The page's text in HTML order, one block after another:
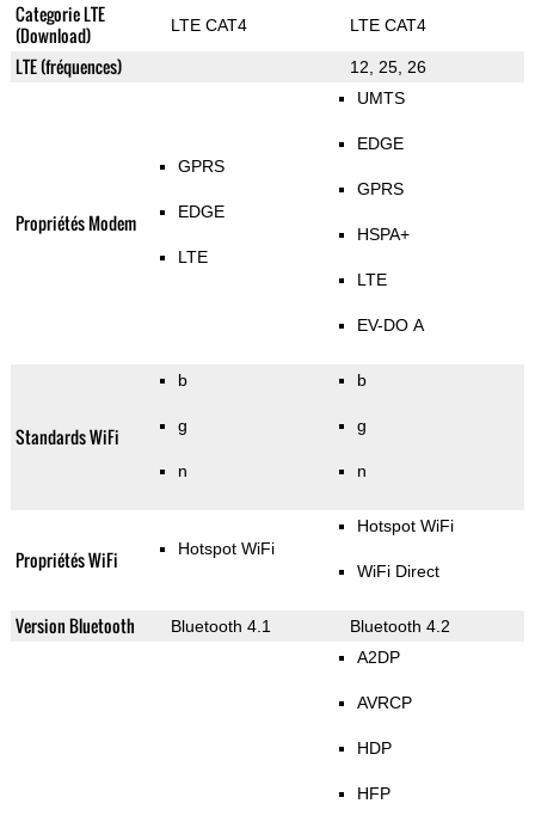
Categorie LTE
(Download)
LTE CAT4 LTE CAT4
LTE (fréquences) 12, 25, 26
Propriétés Modem
GPRS
EDGE
LTE
UMTS
EDGE
GPRS
HSPA+
LTE
EV-DO A
Standards WiFi
b
g
n
b
g
n
Propriétés WiFi Hotspot WiFi
Hotspot WiFi
WiFi Direct
Version Bluetooth Bluetooth 4.1 Bluetooth 4.2
A2DP
AVRCP
HDP
HFP